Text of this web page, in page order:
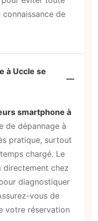
de
à Uccle se
smartphone à
de dépannage à
pratique, surtout
chargé. Le
directement chez
diagnostiquer
vous de
votre réservation